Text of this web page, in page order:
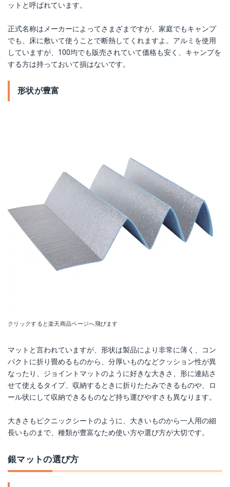
ットと呼ばれています。
正式名称はメーカーによってさまざまですが、家庭でもキャンプ
でも、床に敷いて使うことで断熱してくれますよ。アルミを使用
していますが、100均でも販売されていて価格も安く、キャンプを
する方は持っておいて損はないです。
形状が豊富
クリックすると楽天商品ページへ飛びます
マットと言われていますが、形状は製品により非常に薄く、コン
パクトに折り畳めるものから、分厚いものなどクッション性が異
なったり、ジョイントマットのように好きな大きさ、形に連結さ
せて使えるタイプ、収納するときに折りたたみできるものや、ロ
ール状にして収納できるものなど持ち運びやすさも異なります。
大きさもピクニックシートのように、大きいものから一人用の細
長いものまで、種類が豊富なため使い方や選び方が大切です。
銀マットの選び方